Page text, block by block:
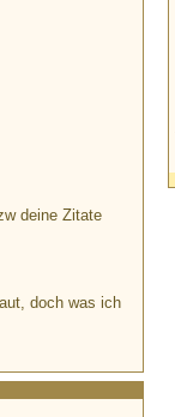
deine Zitate
doch was ich